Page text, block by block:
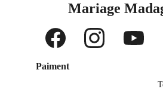
Mariage
Paiment